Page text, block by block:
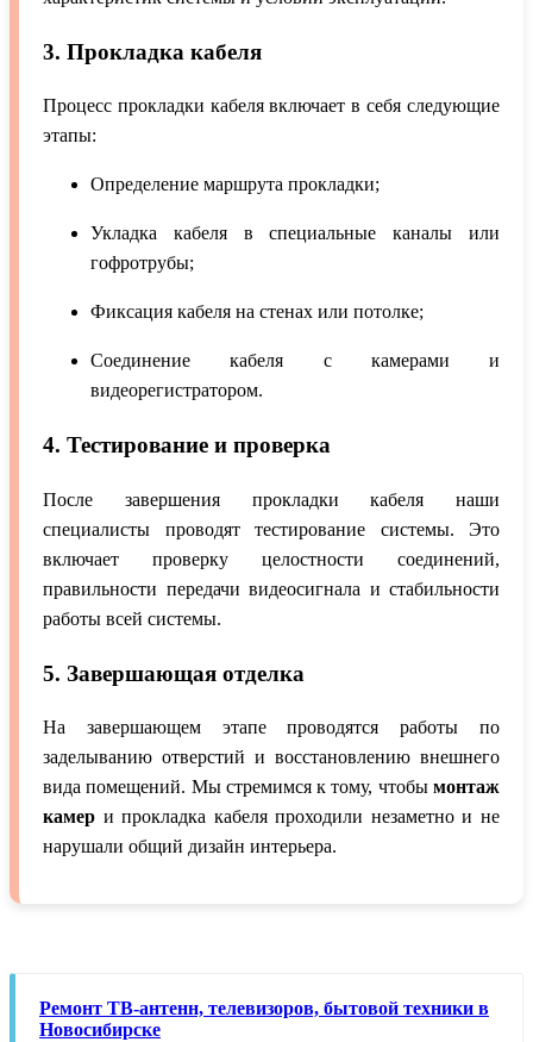
3. Прокладка кабеля
Процесс прокладки кабеля включает в себя следующие
этапы:
Определение маршрута прокладки;
Укладка кабеля в специальные каналы или
гофротрубы;
Фиксация кабеля на стенах или потолке;
Соединение кабеля с камерами и
видеорегистратором.
4. Тестирование и проверка
После завершения прокладки кабеля наши
специалисты проводят тестирование системы. Это
включает проверку целостности соединений,
правильности передачи видеосигнала и стабильности
работы всей системы.
5. Завершающая отделка
На завершающем этапе проводятся работы по
заделыванию отверстий и восстановлению внешнего
вида помещений. Мы стремимся к тому, чтобы монтаж
камер и прокладка кабеля проходили незаметно и не
нарушали общий дизайн интерьера.
Ремонт ТВ-антенн, телевизоров, бытовой техники в
Новосибирске